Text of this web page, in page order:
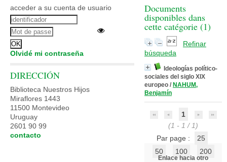
Documents
disponibles dans
cette catégorie (1)
Refinar
búsqueda
Ideologías político-
sociales del siglo XIX
europeo / NAHUM,
Benjamín
1
(1 - 1 / 1)
Par page :
25
50
100 200
Enlace hacia otro
acceder a su cuenta de usuario
Olvidé mi contraseña
DIRECCIÓN
Biblioteca Nuestros Hijos
Miraflores 1443
11500 Montevideo
Uruguay
2601 90 99
contacto